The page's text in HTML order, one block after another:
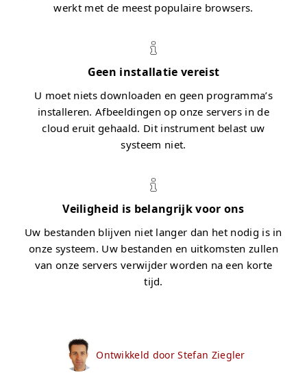
werkt met de meest populaire browsers.
Geen installatie vereist
U moet niets downloaden en geen programma’s
installeren. Afbeeldingen op onze servers in de
cloud eruit gehaald. Dit instrument belast uw
systeem niet.
Veiligheid is belangrijk voor ons
Uw bestanden blijven niet langer dan het nodig is in
onze systeem. Uw bestanden en uitkomsten zullen
van onze servers verwijder worden na een korte
tijd.
Ontwikkeld door Stefan Ziegler